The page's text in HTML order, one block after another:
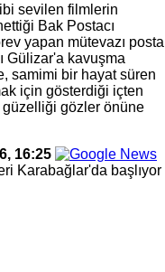
sevilen filmlerin
Bak Postacı
yapan mütevazı posta
Gülizar'a kavuşma
samimi bir hayat süren
için gösterdiği içten
güzelliği gözler önüne
16:25